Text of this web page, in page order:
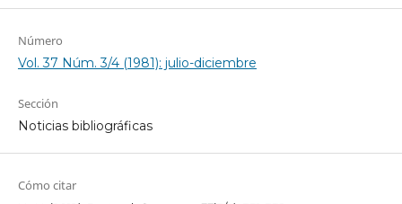
Número
Vol. 37 Núm. 3/4 (1981): julio-diciembre
Sección
Noticias bibliográficas
Cómo citar